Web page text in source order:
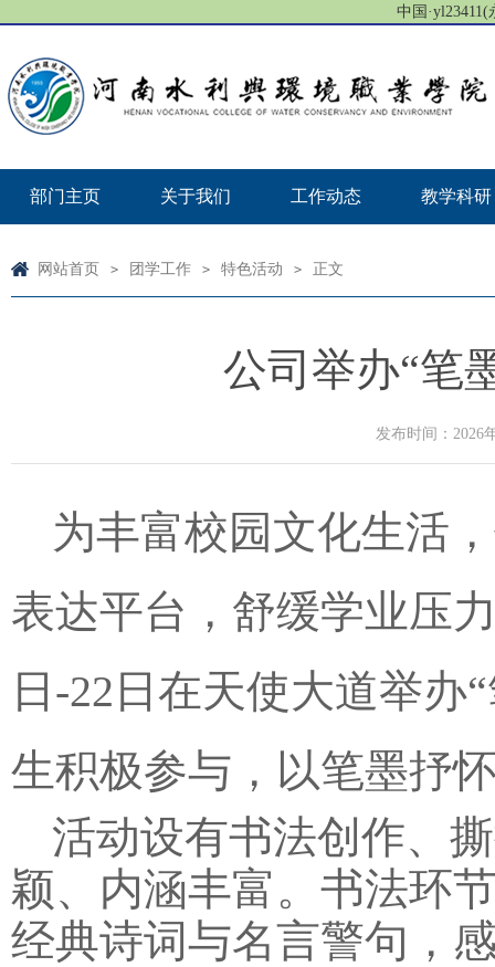
中国
部门主页 关于我们 工作动态 教学科研
网站首页 > 团学工作 > 特色活动 > 正文
公司举办“笔
发布时间：2026
为丰富校园文化生活
表达平台，舒缓学业压
日-22日在天使大道举办
生积极参与，以笔墨抒
活动设有书法创作、
颖、内涵丰富。书法环
经典诗词与名言警句，